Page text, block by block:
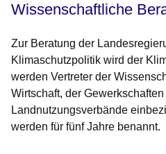
Wissenschaftliche
Zur Beratung der
Klimaschutzpolitik wird der
werden Vertreter der
Wirtschaft, der
Landnutzungsverbände
werden für fünf Jahre benannt.